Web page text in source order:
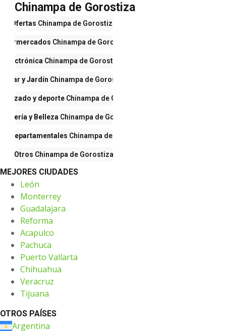
Chinampa de Gorostiza
Ofertas Chinampa de Gorostiza
Chinampa de Gorostiza
Electrónica Chinampa de Gorostiza
y Jardín Chinampa de Gorostiza
calzado y deporteChinampa de Gorostiza
y Belleza Chinampa de Gorostiza
Departamentales Chinampa de Gorostiza
Otros Chinampa de Gorostiza
MEJORES CIUDADES
León
Monterrey
Guadalajara
Reforma
Acapulco
Pachuca
Puerto Vallarta
Chihuahua
Veracruz
Tijuana
OTROS PAÍSES
Argentina